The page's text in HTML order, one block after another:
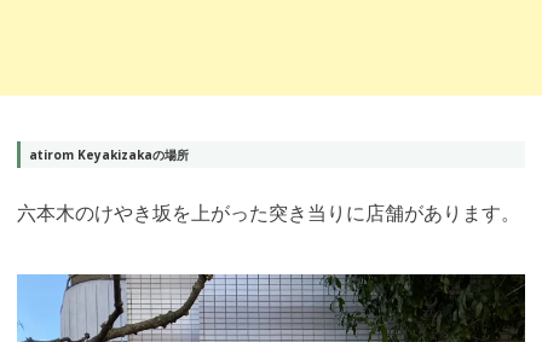
atirom Keyakizakaの場所
六本木のけやき坂を上がった突き当りに店舗があります。